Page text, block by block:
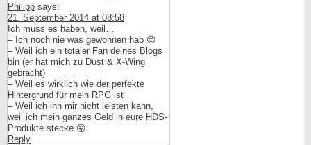
Philipp says:
21. September 2014 at 08:58
Ich muss es haben, weil…
– Ich noch nie was gewonnen hab 😉
– Weil ich ein totaler Fan deines Blogs
bin (er hat mich zu Dust & X-Wing
gebracht)
– Weil es wirklich wie der perfekte
Hintergrund für mein RPG ist
– Weil ich ihn mir nicht leisten kann,
weil ich mein ganzes Geld in eure HDS-
Produkte stecke 😛
Reply